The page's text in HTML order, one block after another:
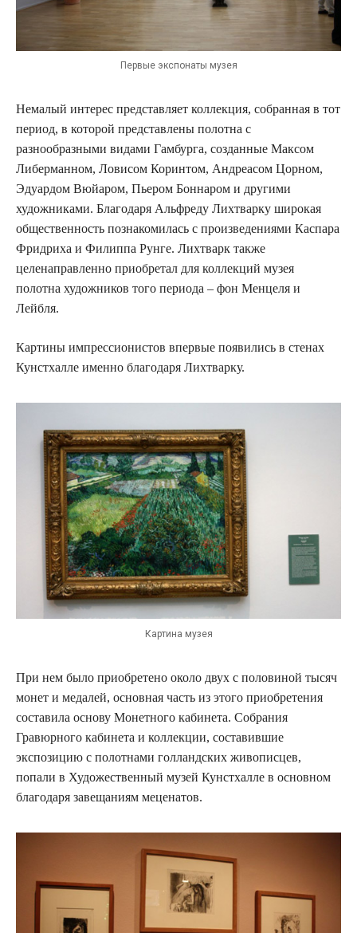
Первые экспонаты музея
Немалый интерес представляет коллекция, собранная в тот
период, в которой представлены полотна с
разнообразными видами Гамбурга, созданные Максом
Либерманном, Ловисом Коринтом, Андреасом Цорном,
Эдуардом Вюйаром, Пьером Боннаром и другими
художниками. Благодаря Альфреду Лихтварку широкая
общественность познакомилась с произведениями Каспара
Фридриха и Филиппа Рунге. Лихтварк также
целенаправленно приобретал для коллекций музея
полотна художников того периода – фон Менцеля и
Лейбля.
Картины импрессионистов впервые появились в стенах
Кунстхалле именно благодаря Лихтварку.
Картина музея
При нем было приобретено около двух с половиной тысяч
монет и медалей, основная часть из этого приобретения
составила основу Монетного кабинета. Собрания
Гравюрного кабинета и коллекции, составившие
экспозицию с полотнами голландских живописцев,
попали в Художественный музей Кунстхалле в основном
благодаря завещаниям меценатов.